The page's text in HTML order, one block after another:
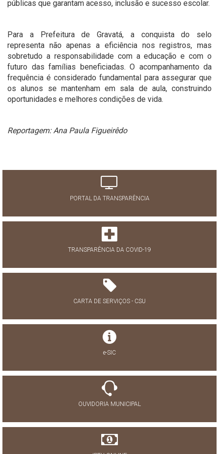
públicas que garantam acesso, inclusão e sucesso escolar.
Para a Prefeitura de Gravatá, a conquista do selo
representa não apenas a eficiência nos registros, mas
sobretudo a responsabilidade com a educação e com o
futuro das famílias beneficiadas. O acompanhamento da
frequência é considerado fundamental para assegurar que
os alunos se mantenham em sala de aula, construindo
oportunidades e melhores condições de vida.
Reportagem: Ana Paula Figueirêdo
PORTAL DA TRANSPARÊNCIA
TRANSPARÊNCIA DA COVID-19
CARTA DE SERVIÇOS - CSU
e-SIC
OUVIDORIA MUNICIPAL